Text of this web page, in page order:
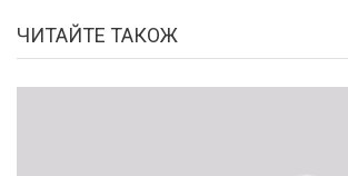
ЧИТАЙТЕ ТАКОЖ